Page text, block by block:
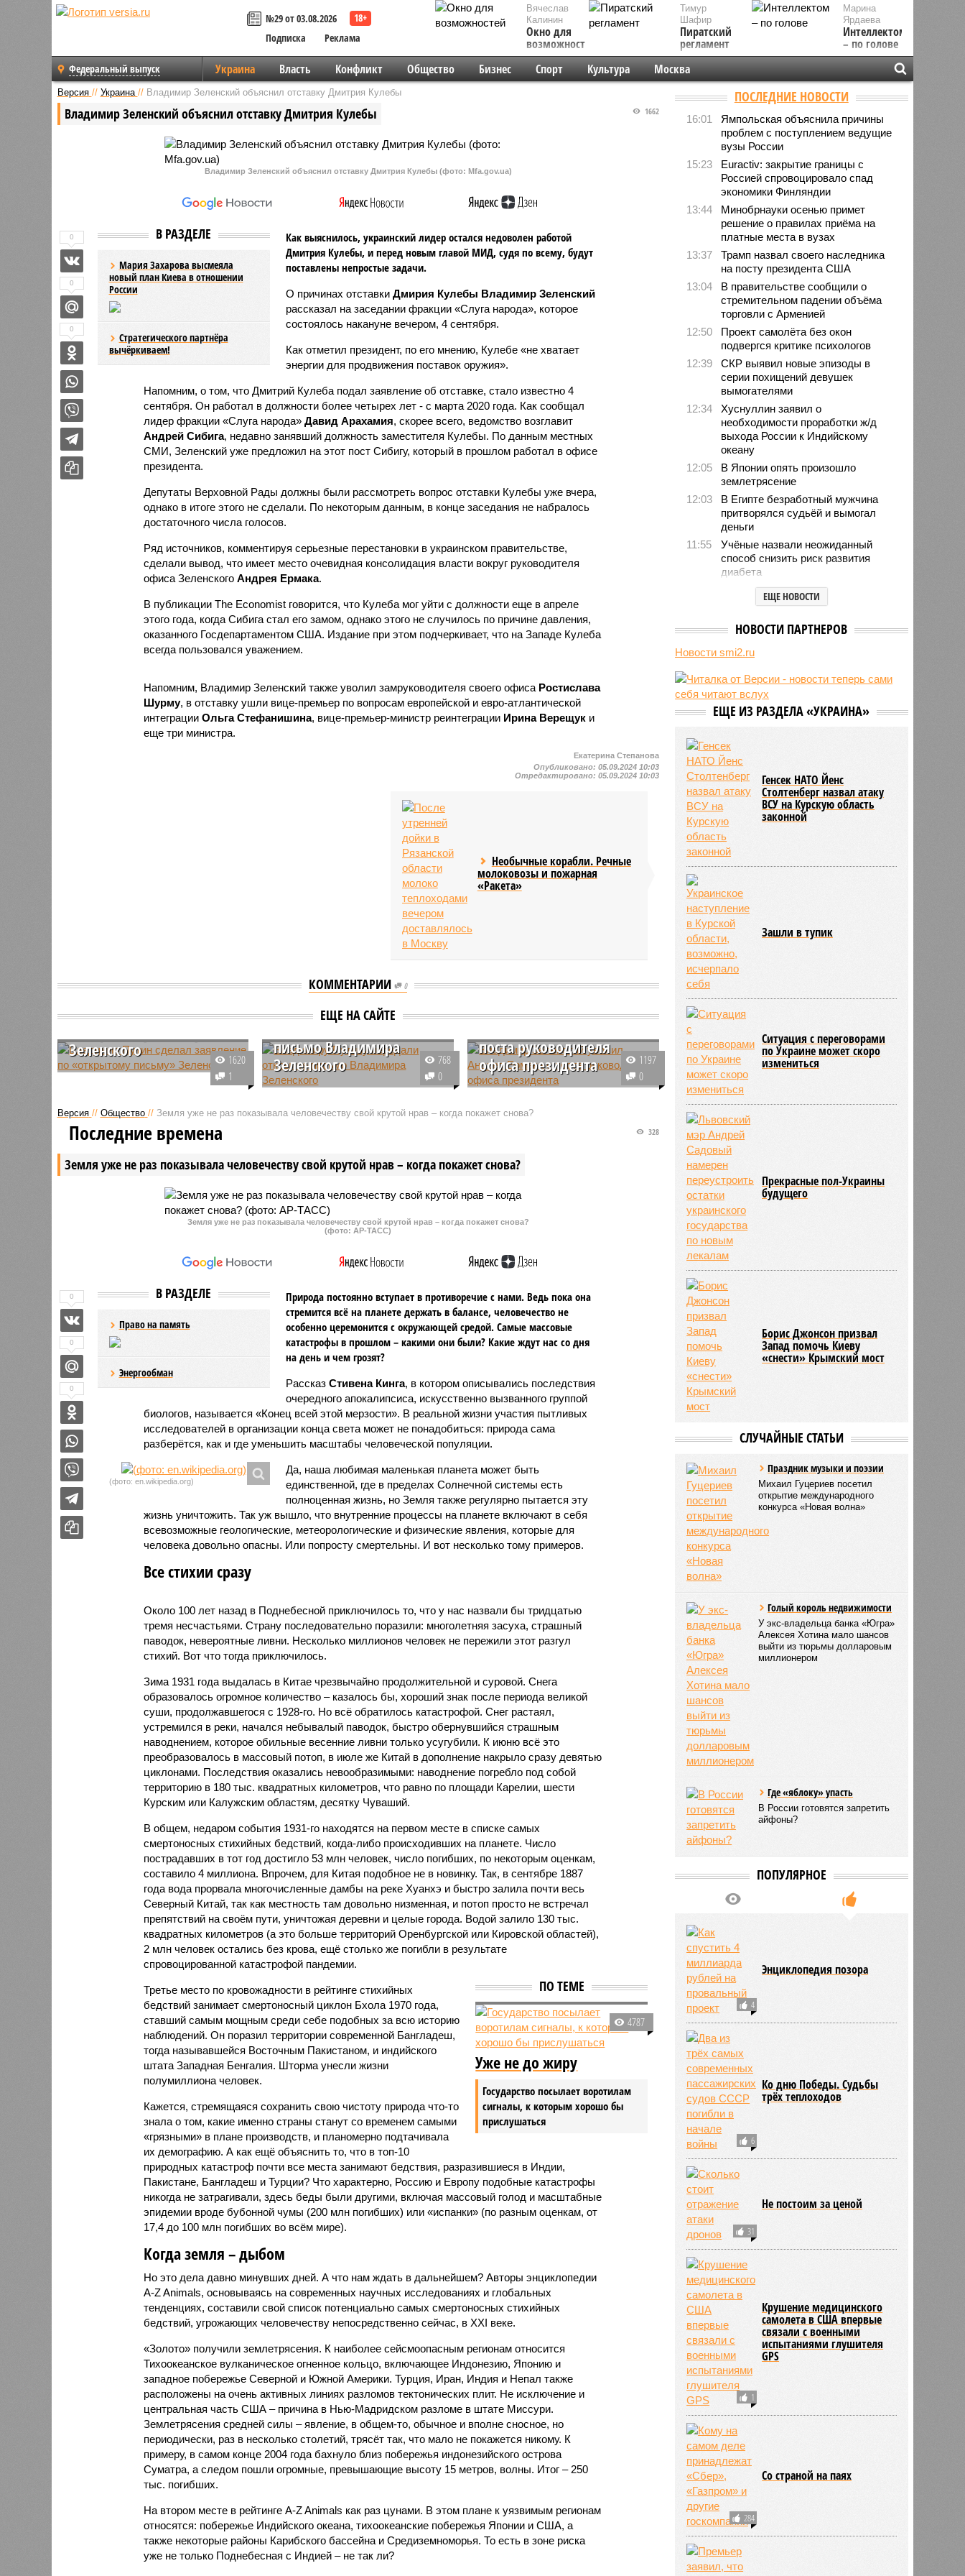
№29 от 03.08.2026
Подписка
Реклама
Вячеслав
Калинин
Окно для
возможностей
Марина
Ярдаева
Интеллектом
– по голове
Тимур
Шафир
Пиратский
регламент
Федеральный выпуск Украина Власть Конфликт Общество Бизнес Спорт Культура Москва
Версия // Украина // Владимир Зеленский объяснил отставку Дмитрия Кулебы
Владимир Зеленский объяснил отставку Дмитрия Кулебы 1662
Владимир Зеленский объяснил отставку Дмитрия Кулебы (фото: Mfa.gov.ua)
В РАЗДЕЛЕ
Мария Захарова высмеяла
новый план Киева в отношении
России
Стратегического партнёра
вычёркиваем!
Как выяснилось, украинский лидер остался недоволен работой
Дмитрия Кулебы, и перед новым главой МИД, судя по всему, будут
поставлены непростые задачи.
О причинах отставки Дмирия Кулебы Владимир Зеленский
рассказал на заседании фракции «Слуга народа», которое
состоялось накануне вечером, 4 сентября.
Как отметил президент, по его мнению, Кулебе «не хватает
энергии для продвижения поставок оружия».
Напомним, о том, что Дмитрий Кулеба подал заявление об отставке, стало известно 4
сентября. Он работал в должности более четырех лет - с марта 2020 года. Как сообщал
лидер фракции «Слуга народа» Давид Арахамия, скорее всего, ведомство возглавит
Андрей Сибига, недавно занявший должность заместителя Кулебы. По данным местных
СМИ, Зеленский уже предложил на этот пост Сибигу, который в прошлом работал в офисе
президента.
Депутаты Верховной Рады должны были рассмотреть вопрос отставки Кулебы уже вчера,
однако в итоге этого не сделали. По некоторым данным, в конце заседания не набралось
достаточного числа голосов.
Ряд источников, комментируя серьезные перестановки в украинском правительстве,
сделали вывод, что имеет место очевидная консолидация власти вокруг руководителя
офиса Зеленского Андрея Ермака.
В публикации The Economist говорится, что Кулеба мог уйти с должности еще в апреле
этого года, когда Сибига стал его замом, однако этого не случилось по причине давления,
оказанного Госдепартаментом США. Издание при этом подчеркивает, что на Западе Кулеба
всегда пользовался уважением.
Напомним, Владимир Зеленский также уволил замруководителя своего офиса Ростислава
Шурму, в отставку ушли вице-премьер по вопросам европейской и евро-атлантической
интеграции Ольга Стефанишина, вице-премьер-министр реинтеграции Ирина Верещуки
еще три министра.
0
0
0
Екатерина Степанова
Опубликовано:05.09.2024 10:03
Отредактировано:05.09.2024 10:03
Необычные корабли. Речные
молоковозы и пожарная
«Ракета»
КОММЕНТАРИИ 0
ЕЩЕ НА САЙТЕ
Владимир Путин сделал
заявление по
Зеленского
Президент России Владимир
лидера Владимира Зеленского,
которое ему дважды
«подсовывал» Дмитрий Песков.
1620
1
Владимиру Путину
передали открытое
письмо Владимира
Зеленского
Официальный представитель
Песков сообщил на полях
открытого письма Владимира
768
0
Владимир Зеленский
поста руководителя
офиса президента
Руководитель офиса Владимира
написал заявление об отставке.
утвердил украинский лидер.
1197
0
Версия // Общество // Земля уже не раз показывала человечеству свой крутой нрав – когда покажет снова?
Земля уже не раз показывала человечеству свой крутой нрав – когда покажет снова?
328
Последние времена
Земля уже не раз показывала человечеству свой крутой нрав – когда покажет снова?
(фото: АР-ТАСС)
В РАЗДЕЛЕ
Право на память
Энергообман
Природа постоянно вступает в противоречие с нами. Ведь пока она
стремится всё на планете держать в балансе, человечество не
особенно церемонится с окружающей средой. Самые массовые
катастрофы в прошлом – какими они были? Какие ждут нас со дня
на день и чем грозят?
Рассказ Стивена Кинга, в котором описывались последствия
очередного апокалипсиса, искусственно вызванного группой
биологов, называется «Конец всей этой мерзости». В реальной жизни участия пытливых
исследователей в организации конца света может не понадобиться: природа сама
разберётся, как и где уменьшить масштабы человеческой популяции.
(фото: en.wikipedia.org)
Да, наша любимая маленькая планета может быть
единственной, где в пределах Солнечной системы есть
полноценная жизнь, но Земля также регулярно пытается эту
жизнь уничтожить. Так уж вышло, что внутренние процессы на планете включают в себя
всевозможные геологические, метеорологические и физические явления, которые для
человека довольно опасны. Или попросту смертельны. И вот несколько тому примеров.
Все стихии сразу
Около 100 лет назад в Поднебесной приключилось то, что у нас назвали бы тридцатью
тремя несчастьями. Страну последовательно поразили: многолетняя засуха, страшный
паводок, невероятные ливни. Несколько миллионов человек не пережили этот разгул
стихий. Вот что тогда приключилось.
Зима 1931 года выдалась в Китае чрезвычайно продолжительной и суровой. Снега
образовалось огромное количество – казалось бы, хороший знак после периода великой
суши, продолжавшегося с 1928-го. Но всё обратилось катастрофой. Снег растаял,
устремился в реки, начался небывалый паводок, быстро обернувшийся страшным
наводнением, которое обильные весенние ливни только усугубили. К июню всё это
преобразовалось в массовый потоп, в июле же Китай в дополнение накрыло сразу девятью
циклонами. Последствия оказались невообразимыми: наводнение погребло под собой
территорию в 180 тыс. квадратных километров, что равно по площади Карелии, шести
Курским или Калужским областям, десятку Чуваший.
В общем, недаром события 1931-го находятся на первом месте в списке самых
смертоносных стихийных бедствий, когда-либо происходивших на планете. Число
пострадавших в тот год достигло 53 млн человек, число погибших, по некоторым оценкам,
составило 4 миллиона. Впрочем, для Китая подобное не в новинку. Так, в сентябре 1887
года вода прорвала многочисленные дамбы на реке Хуанхэ и быстро залила почти весь
Северный Китай, так как местность там довольно низменная, и потоп просто не встречал
препятствий на своём пути, уничтожая деревни и целые города. Водой залило 130 тыс.
квадратных километров (а это больше территорий Оренбургской или Кировской областей),
2 млн человек остались без крова, ещё столько же погибли в результате
спровоцированной катастрофой пандемии.
ПО ТЕМЕ
4787
Уже не до жиру
Государство посылает воротилам
сигналы, к которым хорошо бы
прислушаться
Третье место по кровожадности в рейтинге стихийных
бедствий занимает смертоносный циклон Бхола 1970 года,
ставший самым мощным среди себе подобных за всю историю
наблюдений. Он поразил территории современной Бангладеш,
тогда называвшейся Восточным Пакистаном, и индийского
штата Западная Бенгалия. Шторма унесли жизни
полумиллиона человек.
Кажется, стремящаяся сохранить свою чистоту природа что-то
знала о том, какие именно страны станут со временем самыми
«грязными» в плане производств, и планомерно подтачивала
их демографию. А как ещё объяснить то, что в топ-10
природных катастроф почти все места занимают бедствия, разразившиеся в Индии,
Пакистане, Бангладеш и Турции? Что характерно, Россию и Европу подобные катастрофы
никогда не затрагивали, здесь беды были другими, включая массовый голод и масштабные
эпидемии вроде бубонной чумы (200 млн погибших) или «испанки» (по разным оценкам, от
17,4 до 100 млн погибших во всём мире).
Когда земля – дыбом
Но это дела давно минувших дней. А что нам ждать в дальнейшем? Авторы энциклопедии
A-Z Animals, основываясь на современных научных исследованиях и глобальных
тенденциях, составили свой список потенциально самых смертоносных стихийных
бедствий, угрожающих человечеству непосредственно сейчас, в XXI веке.
«Золото» получили землетрясения. К наиболее сейсмоопасным регионам относится
Тихоокеанское вулканическое огненное кольцо, включающее Индонезию, Японию и
западное побережье Северной и Южной Америки. Турция, Иран, Индия и Непал также
расположены на очень активных линиях разломов тектонических плит. Не исключение и
центральная часть США – причина в Нью-Мадридском разломе в штате Миссури.
Землетрясения средней силы – явление, в общем-то, обычное и вполне сносное, но
периодически, раз в несколько столетий, трясёт так, что мало не покажется никому. К
примеру, в самом конце 2004 года бахнуло близ побережья индонезийского острова
Суматра, а следом пошли огромные, превышающие высоту 15 метров, волны. Итог – 250
тыс. погибших.
На втором месте в рейтинге A-Z Animals как раз цунами. В этом плане к уязвимым регионам
относятся: побережье Индийского океана, тихо­океанские побережья Японии и США, а
также некоторые районы Карибского бассейна и Средиземноморья. То есть в зоне риска
уже не только Поднебесная с Индией – не так ли?
0
0
0
ПОСЛЕДНИЕ НОВОСТИ
16:01
Ямпольская объяснила причины
проблем с поступлением ведущие
вузы России
15:23
Euractiv: закрытие границы с
Россией спровоцировало спад
экономики Финляндии
13:44
Минобрнауки осенью примет
решение о правилах приёма на
платные места в вузах
13:37
Трамп назвал своего наследника
на посту президента США
13:04
В правительстве сообщили о
стремительном падении объёма
торговли с Арменией
12:50
Проект самолёта без окон
подвергся критике психологов
12:39
СКР выявил новые эпизоды в
серии похищений девушек
вымогателями
12:34
Хуснуллин заявил о
необходимости проработки ж/д
выхода России к Индийскому
океану
12:05
В Японии опять произошло
землетрясение
12:03
В Египте безработный мужчина
притворялся судьёй и вымогал
деньги
11:55
Учёные назвали неожиданный
способ снизить риск развития
диабета
В европейских аэропортах
отключили систему биометрии на
11:14
Люксембург обвинил Евросоюз во
взятии «в заложники» Шенгена
выпустило предупреждение для
россиян
10:39
МИД РФ: Евросоюз не позволит в
ЕЩЕ НОВОСТИ
НОВОСТИ ПАРТНЕРОВ
Новости smi2.ru
ЕЩЕ ИЗ РАЗДЕЛА «УКРАИНА»
Генсек НАТО Йенс
Столтенберг назвал атаку
ВСУ на Курскую область
законной
Зашли в тупик
Ситуация с переговорами
по Украине может скоро
измениться
Прекрасные пол-Украины
будущего
Борис Джонсон призвал
Запад помочь Киеву
«снести» Крымский мост
СЛУЧАЙНЫЕ СТАТЬИ
Праздник музыки и поэзии
Михаил Гуцериев посетил
открытие международного
конкурса «Новая волна»
Голый король недвижимости
У экс-владельца банка «Югра»
Алексея Хотина мало шансов
выйти из тюрьмы долларовым
миллионером
Где «яблоку» упасть
В России готовятся запретить
айфоны?
ПОПУЛЯРНОЕ
4
Энциклопедия позора
6
Ко дню Победы. Судьбы
трёх теплоходов
31
Не постоим за ценой
1
Крушение медицинского
самолета в США впервые
связали с военными
испытаниями глушителя
GPS
284
Со страной на паях